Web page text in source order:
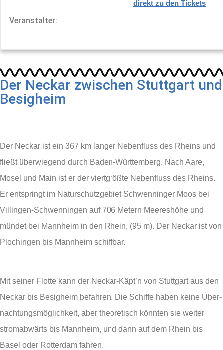
direkt zu den Tickets
Veranstalter:
Der Neckar zwischen Stuttgart und
Besigheim
Der Neckar ist ein 367 km langer Neben­fluss des Rheins und
fließt über­wie­gend durch Baden-Württem­berg. Nach Aare,
Mosel und Main ist er der viert­größte Neben­fluss des Rheins.
Er ent­springt im Natur­schutz­gebiet Schwennin­ger Moos bei
Villingen-Schwennin­gen auf 706 Metern Meeres­höhe und
mün­det bei Mann­heim in den Rhein, (95 m). Der Neckar ist von
Plochin­gen bis Mannheim schiff­bar.
Mit seiner Flotte kann der Neckar-Käpt’n von Stutt­gart aus den
Neckar bis Besigheim befahren. Die Schiffe haben keine Über­
nachtungs­möglichkeit, aber theo­re­tisch könnten sie weiter
strom­abwärts bis Mannheim, und dann auf dem Rhein bis
Basel oder Rotter­dam fahren.